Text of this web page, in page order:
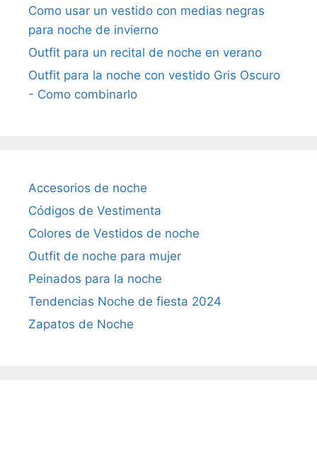
Como usar un vestido con medias negras
para noche de invierno
Outfit para un recital de noche en verano
Outfit para la noche con vestido Gris Oscuro
- Como combinarlo
Accesorios de noche
Códigos de Vestimenta
Colores de Vestidos de noche
Outfit de noche para mujer
Peinados para la noche
Tendencias Noche de fiesta 2024
Zapatos de Noche